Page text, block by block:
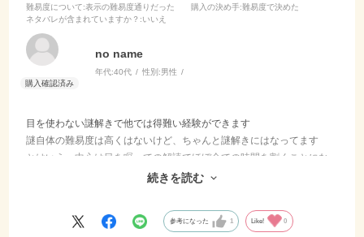
難易度について:表示の難易度通りだった 購入の決め手:難易度で決めた
ネタバレが含まれていますか？ :いいえ
no name
年代:40代 性別:男性
目を使わない謎解きで他では得難い経験ができます
謎自体の難易度は高くはないけど、ちゃんと謎解きにはなってます
とはいえ、中心は目を瞑っての解読でほぼ全ての時間を割くことにな
続きを読む
参考になった 1 Like! 0